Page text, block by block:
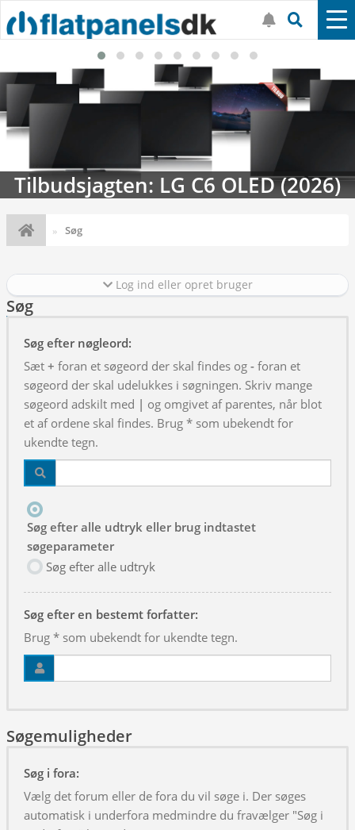
Tilbudsjagten: LG C6 OLED (2026)
Søg
Log ind eller opret bruger
Søg
Søg efter nøgleord:
Sæt + foran et søgeord der skal findes og - foran et
søgeord der skal udelukkes i søgningen. Skriv mange
søgeord adskilt med | og omgivet af parentes, når blot
et af ordene skal findes. Brug * som ubekendt for
ukendte tegn.
Søg efter alle udtryk eller brug indtastet
søgeparameter
Søg efter alle udtryk
Søg efter en bestemt forfatter:
Brug * som ubekendt for ukendte tegn.
Søgemuligheder
Søg i fora:
Vælg det forum eller de fora du vil søge i. Der søges
automatisk i underfora medmindre du fravælger "Søg i